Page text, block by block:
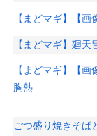
【まどマギ】【
【まどマギ】廻
【まどマギ】【
胸熱
ごつ盛り焼きそば